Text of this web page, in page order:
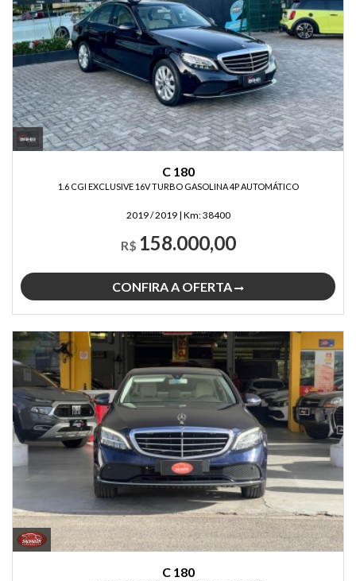
C 180
1.6 CGI EXCLUSIVE 16V TURBO GASOLINA 4P AUTOMÁTICO
2019 / 2019 | Km:38400
R$ 158.000,00
CONFIRA A OFERTA
C 180